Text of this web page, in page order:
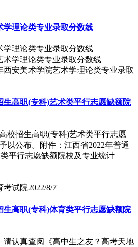
学理论类专业录取分数线
学理论类专业录取分数线
西安美术学院艺术学理论类专业录取
生高职(专科)艺术类平行志愿缺额院
校招生高职(专科)艺术类平行志愿
以公布。附件：江西省2022年普通
平行志愿缺额院校及专业统计
考试院2022/8/7
生高职(专科)体育类平行志愿缺额院
请认真查阅《高中生之友？高考天地